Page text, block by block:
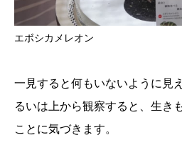
エボシカメレオン
一見すると何もいないように見
るいは上から観察すると、生き
ことに気づきます。